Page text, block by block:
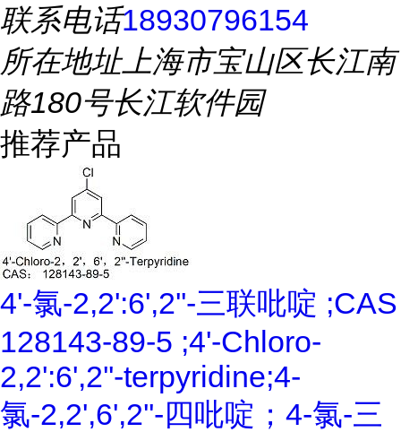
联系电话18930796154
所在地址上海市宝山区长江南
路180号长江软件园
推荐产品
4'-氯-2,2':6',2''-三联吡啶 ;CAS
128143-89-5 ;4'-Chloro-
2,2':6',2''-terpyridine;4-
氯-2,2',6',2''-四吡啶；4-氯-三